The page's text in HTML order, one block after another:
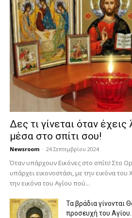
Δες τι γίνεται όταν έχεις
μέσα στο σπίτι σου!
Newsroom - 24 Σεπτεμβρίου 2024
Όταν υπάρχουν Εικόνες στο σπίτι! Στο
υπάρχει εικονοστάσι, με την εικόνα του
την εικόνα του Αγίου πού...
Τα βράδια γίνονται
προσευχή του Αγίου...